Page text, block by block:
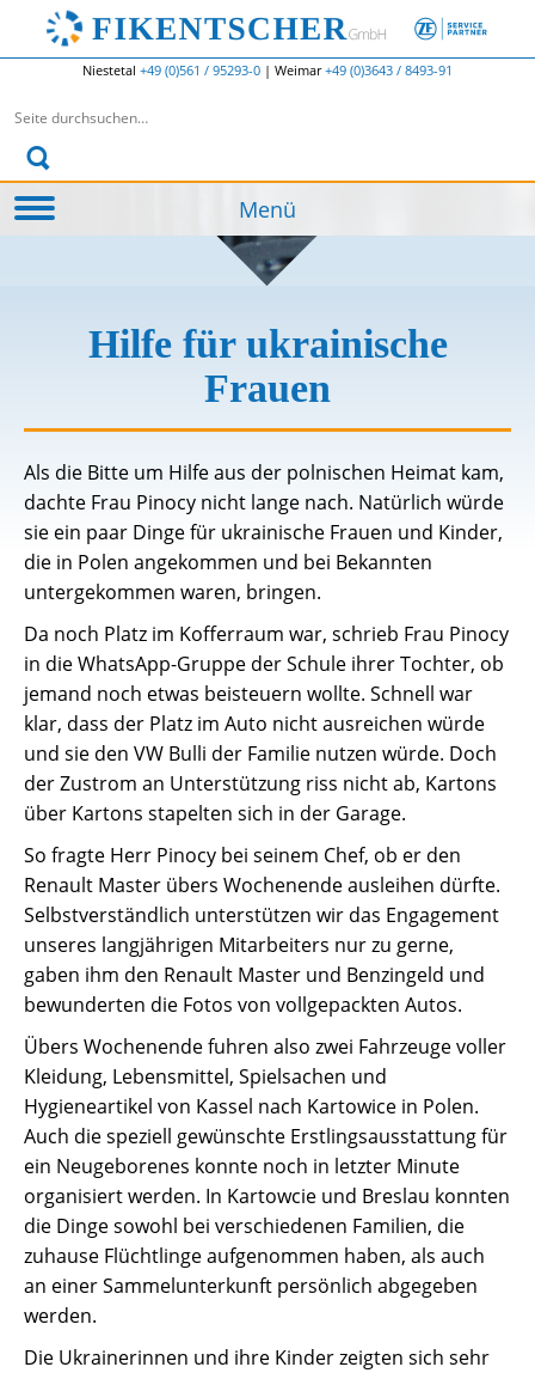
Niestetal +49 (0)561 / 95293-0 | Weimar+49 (0)3643 / 8493-91
Suchen nach:
Menü
Hilfe für ukrainische
Frauen
Als die Bitte um Hilfe aus der polnischen Heimat kam,
dachte Frau Pinocy nicht lange nach. Natürlich würde
sie ein paar Dinge für ukrainische Frauen und Kinder,
die in Polen angekommen und bei Bekannten
untergekommen waren, bringen.
Da noch Platz im Kofferraum war, schrieb Frau Pinocy
in die WhatsApp-Gruppe der Schule ihrer Tochter, ob
jemand noch etwas beisteuern wollte. Schnell war
klar, dass der Platz im Auto nicht ausreichen würde
und sie den VW Bulli der Familie nutzen würde. Doch
der Zustrom an Unterstützung riss nicht ab, Kartons
über Kartons stapelten sich in der Garage.
So fragte Herr Pinocy bei seinem Chef, ob er den
Renault Master übers Wochenende ausleihen dürfte.
Selbstverständlich unterstützen wir das Engagement
unseres langjährigen Mitarbeiters nur zu gerne,
gaben ihm den Renault Master und Benzingeld und
bewunderten die Fotos von vollgepackten Autos.
Übers Wochenende fuhren also zwei Fahrzeuge voller
Kleidung, Lebensmittel, Spielsachen und
Hygieneartikel von Kassel nach Kartowice in Polen.
Auch die speziell gewünschte Erstlingsausstattung für
ein Neugeborenes konnte noch in letzter Minute
organisiert werden. In Kartowcie und Breslau konnten
die Dinge sowohl bei verschiedenen Familien, die
zuhause Flüchtlinge aufgenommen haben, als auch
an einer Sammelunterkunft persönlich abgegeben
werden.
Die Ukrainerinnen und ihre Kinder zeigten sich sehr